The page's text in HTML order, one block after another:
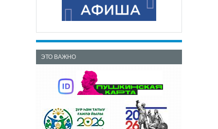
ЭТО ВАЖНО